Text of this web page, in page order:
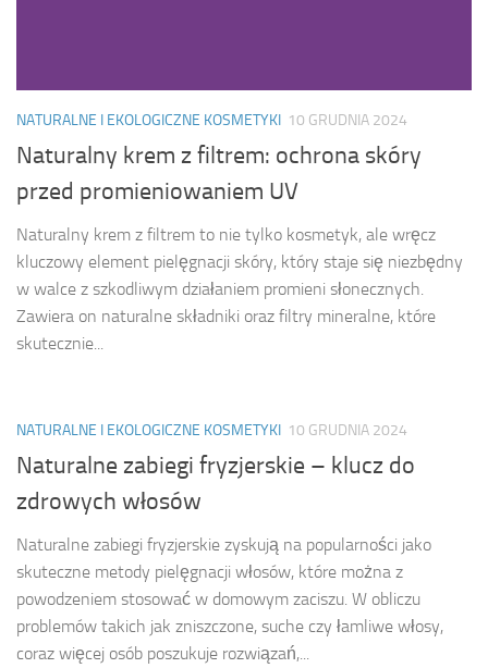
NATURALNE I EKOLOGICZNE KOSMETYKI 10 GRUDNIA 2024
Naturalny krem z filtrem: ochrona skóry
przed promieniowaniem UV
Naturalny krem z filtrem to nie tylko kosmetyk, ale wręcz
kluczowy element pielęgnacji skóry, który staje się niezbędny
w walce z szkodliwym działaniem promieni słonecznych.
Zawiera on naturalne składniki oraz filtry mineralne, które
skutecznie...
NATURALNE I EKOLOGICZNE KOSMETYKI 10 GRUDNIA 2024
Naturalne zabiegi fryzjerskie – klucz do
zdrowych włosów
Naturalne zabiegi fryzjerskie zyskują na popularności jako
skuteczne metody pielęgnacji włosów, które można z
powodzeniem stosować w domowym zaciszu. W obliczu
problemów takich jak zniszczone, suche czy łamliwe włosy,
coraz więcej osób poszukuje rozwiązań,...